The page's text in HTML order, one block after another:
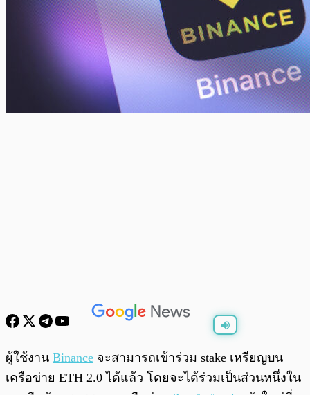
0:00
ผู้ใช้งาน Binance จะสามารถเข้าร่วม stake เหรียญบน
เครือข่าย ETH 2.0 ได้แล้ว โดยจะได้ร่วมเป็นส่วนหนึ่งใน